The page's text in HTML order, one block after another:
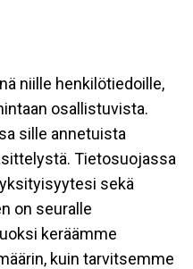
niille henkilötiedoille,
osallistuvista.
sille annetuista
Tietosuojassa
sekä
on seuralle
keräämme
kuin tarvitsemme